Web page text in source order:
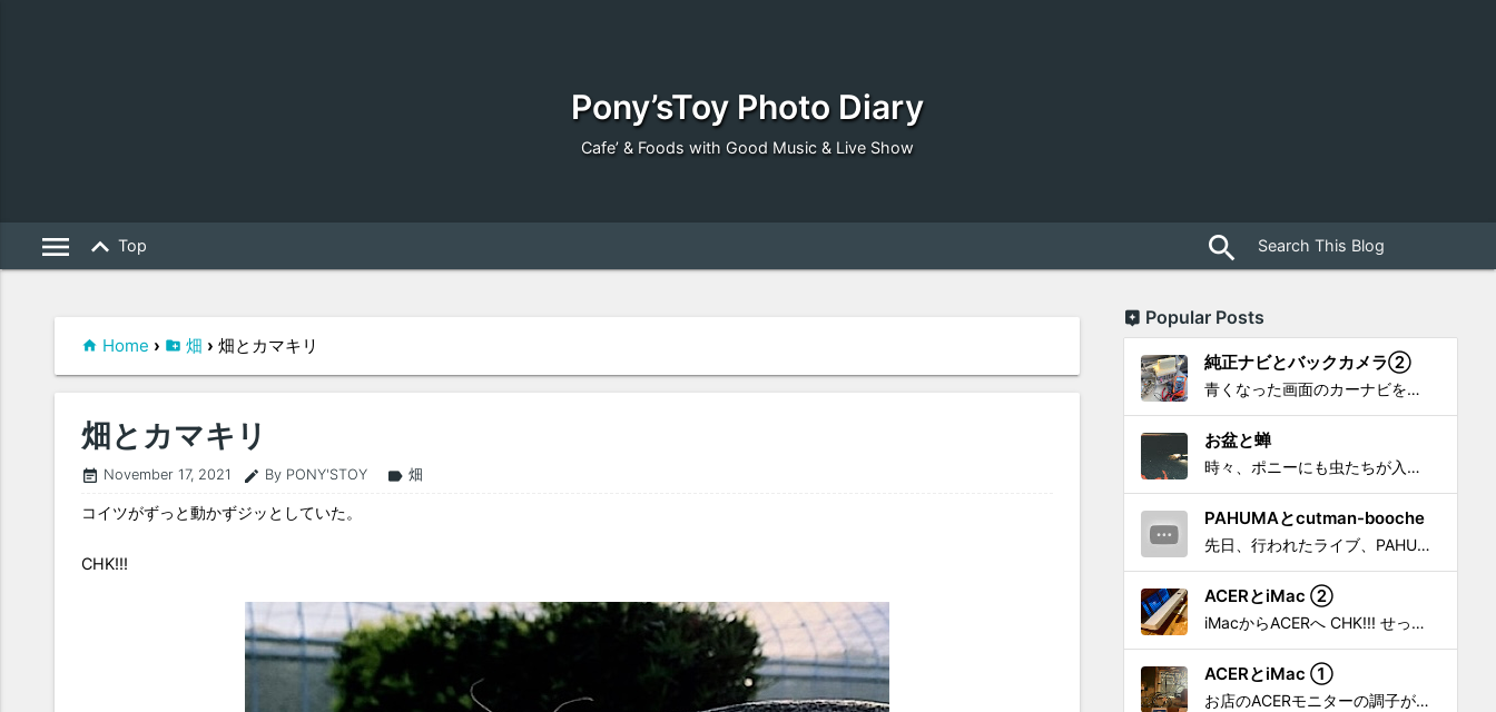
Pony’sToy Photo Diary
Cafe’ & Foods with Good Music & Live Show
menu keyboard_arrow_up Top search
Home › 畑 › 畑とカマキリ
畑とカマキリ
event_note November 17, 2021 edit By PONY'STOY label 畑
コイツがずっと動かずジッとしていた。
CHK!!!
Popular Posts
純正ナビとバックカメラ②
青くなった画面のカーナビをポン付で簡単に交換、出来ると思っていたら意外と闇多め!!!なDAY①から続く今回は、DAY②。 テスターで調べてみたのだが、結果的にバックカメラからナビ裏まで来てる、配線を見つけることが出来なかった前回。気付けば闇w。 さてさて、この頃のDVDナビ的なT...
お盆と蝉
時々、ポニーにも虫たちが入ってきます。 特にお盆の頃はどの虫かと気になり探してしまう。 今まではキリギリスやすいっちょん、今思えば今年は蝉だったのかな。
PAHUMAとcutman-booche
先日、行われたライブ、PAHUMA a.k.a 金 佑龍 at PONY'STOYから〜 cutman-booche時代の楽曲「立ち上がれ」を映像化させてもらいました。 茅ヶ崎の名店 FROGGIES〜さんで ウリョンはマンススリー・ライブを行っています！ そのライブでウ...
ACERとiMac ②
iMacからACERへ CHK!!! せっかく設置したんだけど〜 画面が真っ暗じゃしょうがないわな。 元のACERモニターを再度、設置🔥 画面のチラツキ、乱れなど不具合、多めですが 見れないより良い。 iMacへ繋いだ時、疑問があった。 せっかくの解像度を生かしてないこと。 2...
ACERとiMac ①
お店のACERモニターの調子がイマイチなので魔改造したiMacと入れ替え 外は豪雨、何処へも行かない火曜。 コツコツ作業スタートです!!! CHK!!! 何年かぶりにモニターを降ろした。 配線がぐちゃぐちゃ😂 要らないケーブルなど、使っていない部材などなど片付けて、拭き掃除w。...